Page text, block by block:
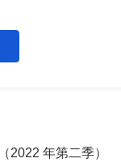
2022 年第二季）